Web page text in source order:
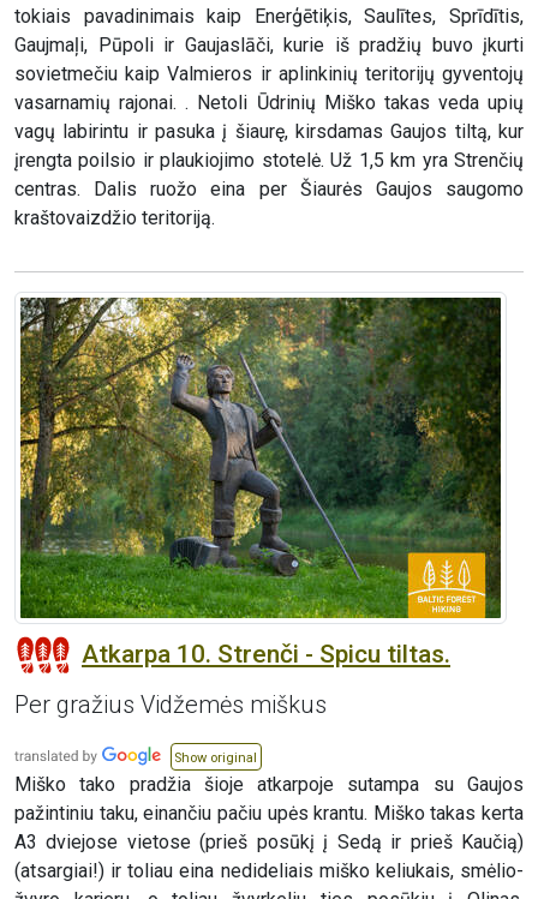
tokiais pavadinimais kaip Enerģētiķis, Saulītes, Sprīdītis,
Gaujmaļi, Pūpoli ir Gaujaslāči, kurie iš pradžių buvo įkurti
sovietmečiu kaip Valmieros ir aplinkinių teritorijų gyventojų
vasarnamių rajonai. . Netoli Ūdrinių Miško takas veda upių
vagų labirintu ir pasuka į šiaurę, kirsdamas Gaujos tiltą, kur
įrengta poilsio ir plaukiojimo stotelė. Už 1,5 km yra Strenčių
centras. Dalis ruožo eina per Šiaurės Gaujos saugomo
kraštovaizdžio teritoriją.
Atkarpa 10. Strenči - Spicu tiltas.
Per gražius Vidžemės miškus
Show original
Miško tako pradžia šioje atkarpoje sutampa su Gaujos
pažintiniu taku, einančiu pačiu upės krantu. Miško takas kerta
A3 dviejose vietose (prieš posūkį į Sedą ir prieš Kaučią)
(atsargiai!) ir toliau eina nedideliais miško keliukais, smėlio-